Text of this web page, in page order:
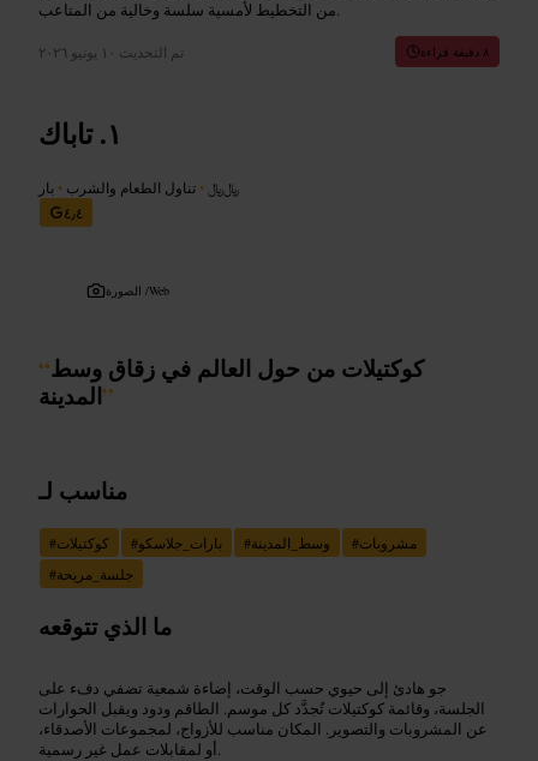
من التخطيط لأمسية سلسة وخالية من المتاعب.
تم التحديث ١٠ يونيو ٢٠٢٦ ٨ دقيقة قراءة
تاباك
﷼﷼ • تناول الطعام والشرب • بار
٤٫٤
الصورة /Web
“كوكتيلات من حول العالم في زقاق وسط
المدينة”
مناسب لـ
#كوكتيلات #بارات_جلاسكو #وسط_المدينة #مشروبات
#جلسة_مريحة
ما الذي تتوقعه
جو هادئ إلى حيوي حسب الوقت، إضاءة شمعية تضفي دفء على
الجلسة، وقائمة كوكتيلات تُجدَّد كل موسم. الطاقم ودود ويقبل الحوارات
عن المشروبات والتصوير. المكان مناسب للأزواج، لمجموعات الأصدقاء،
أو لمقابلات عمل غير رسمية.